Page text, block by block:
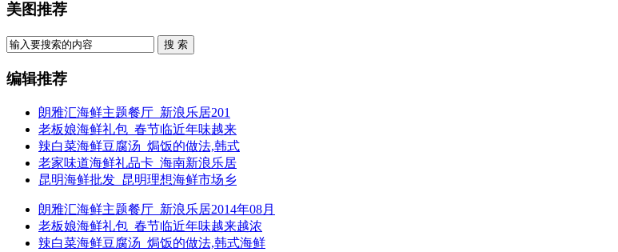
美图推荐
搜 索
编辑推荐
朗雅汇海鲜主题餐厅_新浪乐居201
老板娘海鲜礼包_春节临近年味越来
辣白菜海鲜豆腐汤_焗饭的做法,韩式
老家味道海鲜礼品卡_海南新浪乐居
昆明海鲜批发_昆明理想海鲜市场乡
朗雅汇海鲜主题餐厅_新浪乐居2014年08月
老板娘海鲜礼包_春节临近年味越来越浓
辣白菜海鲜豆腐汤_焗饭的做法,韩式海鲜